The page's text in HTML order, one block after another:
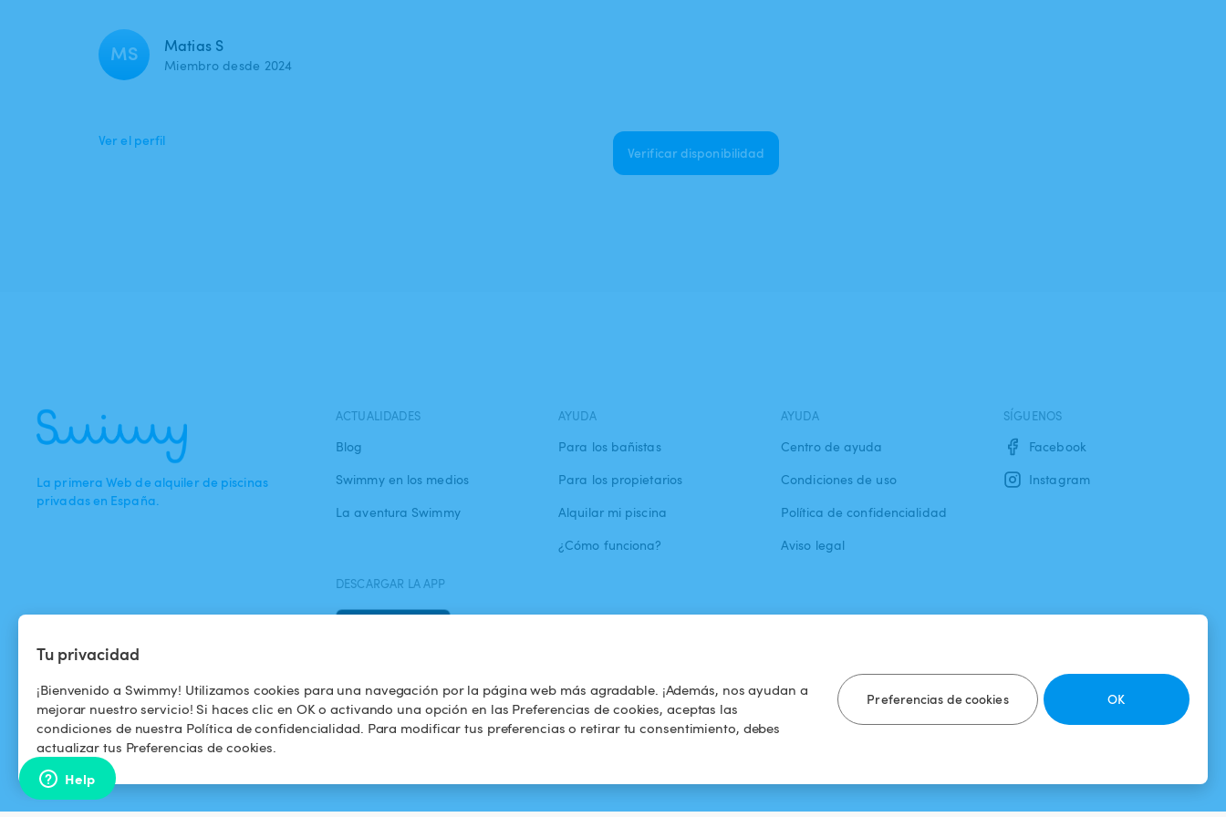
Tu privacidad
¡Bienvenido a Swimmy! Utilizamos cookies para una navegación por la página web más agradable. ¡Además, nos ayudan a
mejorar nuestro servicio! Si haces clic en OK o activando una opción en las Preferencias de cookies, aceptas las
condiciones de nuestra Política de confidencialidad. Para modificar tus preferencias o retirar tu consentimiento, debes
actualizar tus Preferencias de cookies.
Preferencias de cookies OK
MS Matias S
Miembro desde 2024
Ver el perfil
Verificar disponibilidad
La primera Web de alquiler de piscinas
privadas en España.
ACTUALIDADES
Blog
Swimmy en los medios
La aventura Swimmy
AYUDA
Para los bañistas
Para los propietarios
Alquilar mi piscina
¿Cómo funciona?
AYUDA
Centro de ayuda
Condiciones de uso
Política de confidencialidad
Aviso legal
SÍGUENOS
Facebook
Instagram
DESCARGAR LA APP